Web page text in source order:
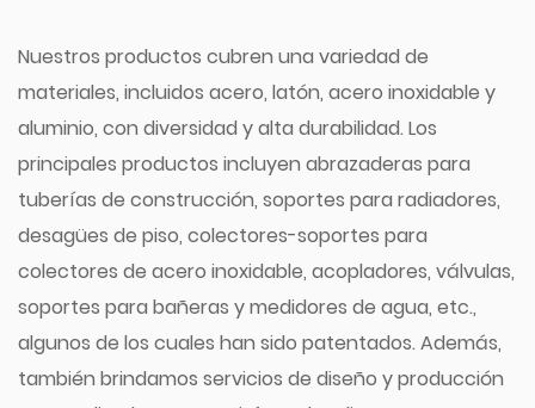
Nuestros productos cubren una variedad de
materiales, incluidos acero, latón, acero inoxidable y
aluminio, con diversidad y alta durabilidad. Los
principales productos incluyen abrazaderas para
tuberías de construcción, soportes para radiadores,
desagües de piso, colectores-soportes para
colectores de acero inoxidable, acopladores, válvulas,
soportes para bañeras y medidores de agua, etc.,
algunos de los cuales han sido patentados. Además,
también brindamos servicios de diseño y producción